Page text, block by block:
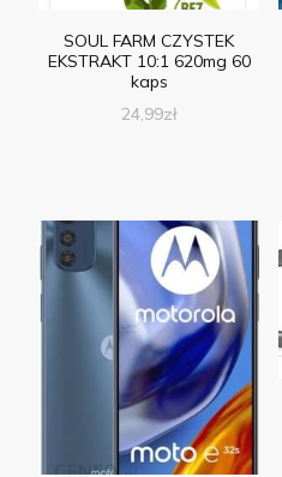
SOUL FARM CZYSTEK
EKSTRAKT 10:1 620mg 60
kaps
24,99zł